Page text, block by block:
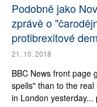
Podobně jako
zprávě o
protibrexitové
21. 10. 2018
BBC News front page
spells" than to the
in London yesterday...